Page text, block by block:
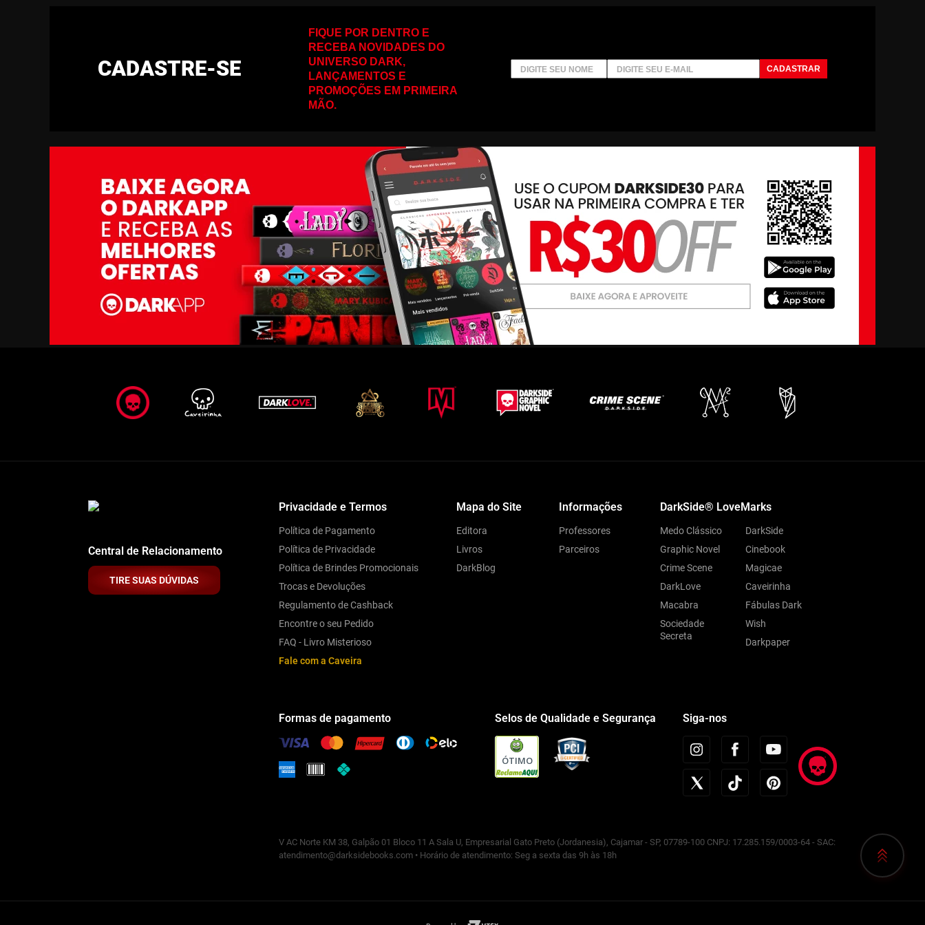
CADASTRE-SE
FIQUE POR DENTRO E
RECEBA NOVIDADES DO
UNIVERSO DARK,
LANÇAMENTOS E
PROMOÇÕES EM PRIMEIRA
MÃO.
CADASTRAR
Central de Relacionamento
TIRE SUAS DÚVIDAS
Privacidade e Termos
Política de Pagamento
Política de Privacidade
Política de Brindes Promocionais
Trocas e Devoluções
Regulamento de Cashback
Encontre o seu Pedido
FAQ - Livro Misterioso
Fale com a Caveira
Mapa do Site
Editora
Livros
DarkBlog
Informações
Professores
Parceiros
DarkSide® LoveMarks
Medo Clássico
Graphic Novel
Crime Scene
DarkLove
Macabra
Sociedade
Secreta
DarkSide
Cinebook
Magicae
Caveirinha
Fábulas Dark
Wish
Darkpaper
Formas de pagamento Selos de Qualidade e Segurança
ÓTIMO
Siga-nos
V AC Norte KM 38, Galpão 01 Bloco 11 A Sala U, Empresarial Gato Preto (Jordanesia), Cajamar - SP, 07789-100 CNPJ: 17.285.159/0003-64 - SAC:
atendimento@darksidebooks.com • Horário de atendimento: Seg a sexta das 9h às 18h